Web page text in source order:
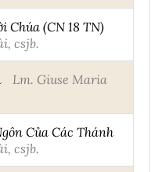
Chúa (CN 18 TN)
csjb.
Lm. Giuse Maria
Của Các Thánh
csjb.